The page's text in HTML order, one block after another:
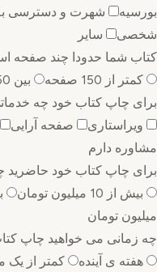
بورسیه
شهرت و دسترسی
شخصی
سایر
کتاب شما حدودا چند صفحه
کمتر از 150 صفحه
بین 150 تا 250 صفحه
برای چاپ کتاب خود چه
ویراستاری
صفحه آرایی
مشاوره دارم
برای چاپ کتاب خود حاضرید
بیش از 10 میلیون تومان
میلیون تومان
چه زمانی می خواهید چاپ
هفته ی آینده
کمتر از یک